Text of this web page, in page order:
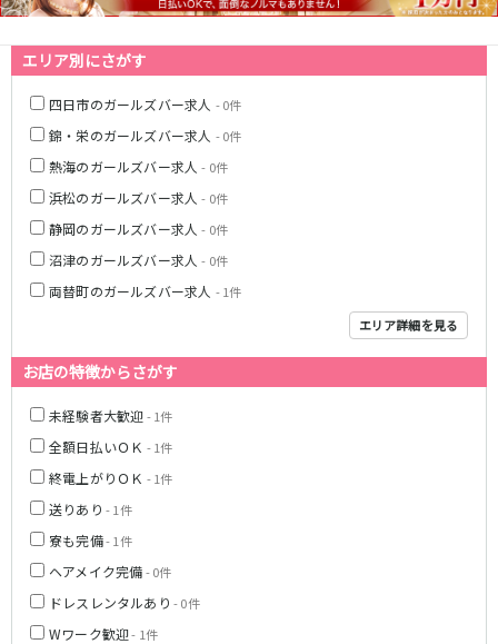
エリア別にさがす
四日市のガールズバー求人 - 0件
錦・栄のガールズバー求人 - 0件
熱海のガールズバー求人- 0件
浜松のガールズバー求人- 0件
静岡のガールズバー求人- 0件
沼津のガールズバー求人- 0件
両替町のガールズバー求人 - 1件
エリア詳細を見る
お店の特徴からさがす
未経験者大歓迎- 1件
全額日払いＯＫ - 1件
終電上がりＯＫ - 1件
送りあり - 1件
寮も完備- 1件
ヘアメイク完備- 0件
ドレスレンタルあり - 0件
Wワーク歓迎- 1件
内部線
名鉄瀬戸線
名鉄小牧線
名鉄河和線
青山駅
JR東海道本線(岐阜～美濃赤坂・米原)
岐阜駅
名古屋市営地下鉄名港線
金山駅